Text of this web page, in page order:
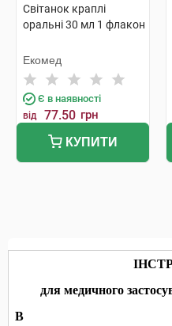
Світанок краплі
оральні 30 мл 1 флакон
Екомед
Є в наявності
від 77.50 грн
КУПИТИ